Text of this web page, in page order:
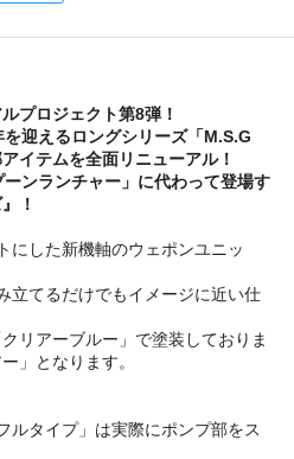
プロジェクト第8弾！
迎えるロングシリーズ「M.S.G
イテムを全面リニューアル！
ーンランチャー」に代わって登場す
！
にした新機軸のウェポンユニッ
立てるだけでもイメージに近い仕
リアーブルー」で塗装しておりま
」となります。
ルタイプ」は実際にポンプ部をス